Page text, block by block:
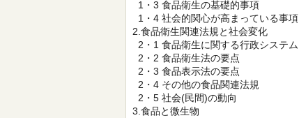
1・3 食品衛生の基礎的事項
1・4 社会的関心が高まっている事項
2.食品衛生関連法規と社会変化
2・1 食品衛生に関する行政システム
2・2 食品衛生法の要点
2・3 食品表示法の要点
2・4 その他の食品関連法規
2・5 社会(民間)の動向
3.食品と微生物